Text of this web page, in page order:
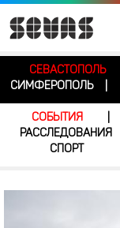
СЕВАСТОПОЛЬ
СИМФЕРОПОЛЬ
СОБЫТИЯ
РАССЛЕДОВАНИЯ
СПОРТ